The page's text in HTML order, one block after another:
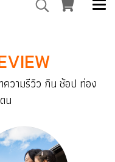
ความรีวิว กิน ช้อป ท่อง
น